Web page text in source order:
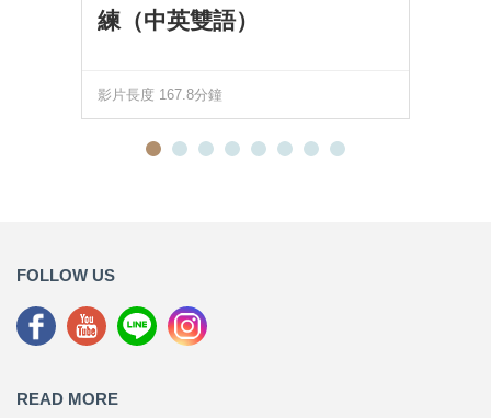
練（中英雙語）
影片長度 167.8分鐘
FOLLOW US
READ MORE